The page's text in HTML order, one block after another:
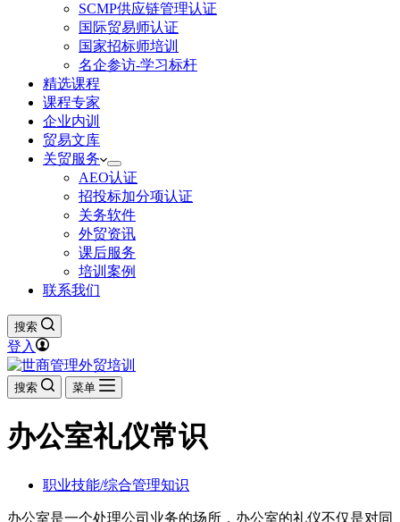
SCMP供应链管理认证
国际贸易师认证
国家招标师培训
名企参访-学习标杆
精选课程
课程专家
企业内训
贸易文库
关贸服务
AEO认证
招投标加分项认证
关务软件
外贸资讯
课后服务
培训案例
联系我们
搜索
登入
搜索 菜单
办公室礼仪常识
职业技能/综合管理知识
办公室是一个处理公司业务的场所，办公室的礼仪不仅是对同